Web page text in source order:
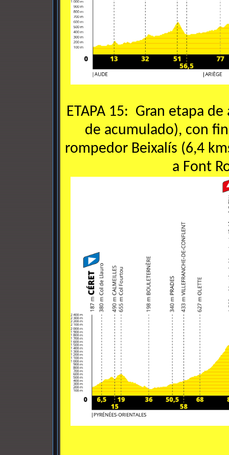
ETAPA 15: Gran etapa
de acumulado), con
rompedor Beixalís (6,4
a Font